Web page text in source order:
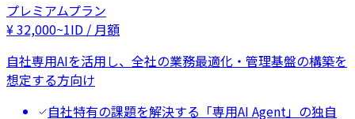
プレミアムプラン
¥32,000~1ID / 月額
自社専用AIを活用し、全社の業務最適化・管理基盤の構築を
想定する方向け
自社特有の課題を解決する「専用AI Agent」の独自